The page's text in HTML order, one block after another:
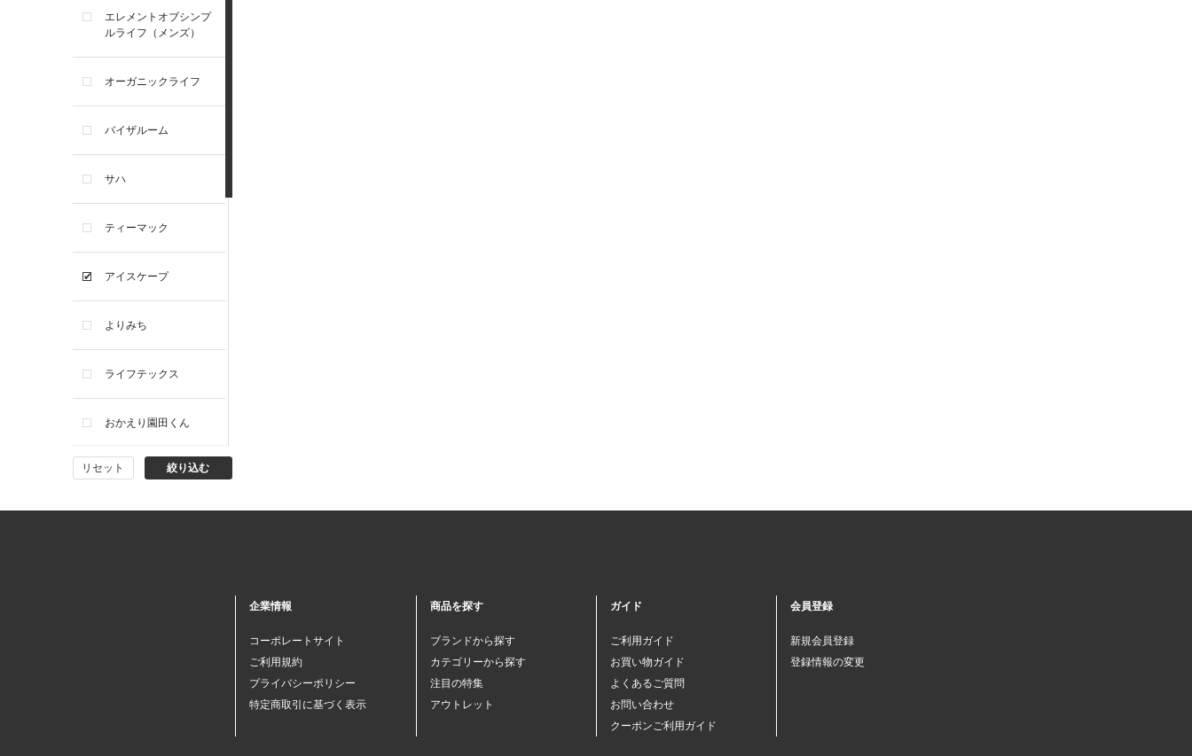
エレメントオブシンプ
ルライフ（メンズ）
オーガニックライフ
バイザルーム
サハ
ティーマック
アイスケープ
よりみち
ライフテックス
おかえり園田くん
ビー・エー・ジー
リセット 絞り込む
企業情報
コーポレートサイト
ご利用規約
プライバシーポリシー
特定商取引に基づく表示
商品を探す
ブランドから探す
カテゴリーから探す
注目の特集
アウトレット
ガイド
ご利用ガイド
お買い物ガイド
よくあるご質問
お問い合わせ
クーポンご利用ガイド
会員登録
新規会員登録
登録情報の変更